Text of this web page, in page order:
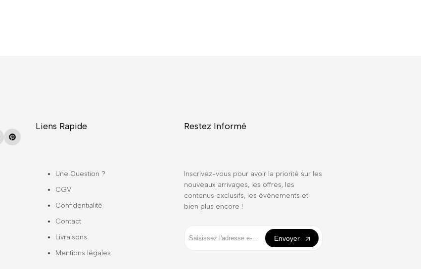
Pinterest
Liens Rapide
Une Question ?
CGV
Confidentialité
Contact
Livraisons
Mentions légales
Restez Informé
Inscrivez-vous pour avoir la priorité sur les
nouveaux arrivages, les offres, les
contenus exclusifs, les événements et
bien plus encore !
Envoyer